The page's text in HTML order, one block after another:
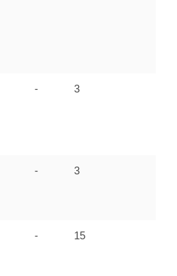
- 3
- 3
- 15